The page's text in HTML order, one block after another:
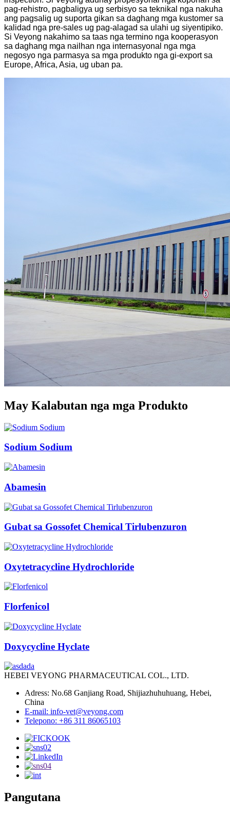
pag-rehistro, pagbaligya ug serbisyo sa teknikal nga nakuha
ang pagsalig ug suporta gikan sa daghang mga kustomer sa
kalidad nga pre-sales ug pag-alagad sa ulahi ug siyentipiko.
Si Veyong nakahimo sa taas nga termino nga kooperasyon
sa daghang mga nailhan nga internasyonal nga mga
negosyo nga parmasya sa mga produkto nga gi-export sa
Europe, Africa, Asia, ug uban pa.
May Kalabutan nga mga Produkto
Sodium Sodium
Abamesin
Gubat sa Gossofet Chemical Tirlubenzuron
Oxytetracycline Hydrochloride
Florfenicol
Doxycycline Hyclate
HEBEI VEYONG PHARMACEUTICAL COL., LTD.
Adress: No.68 Ganjiang Road, Shijiazhuhuhuang, Hebei,
China
E-mail: info-vet@veyong.com
Telepono: +86 311 86065103
Pangutana